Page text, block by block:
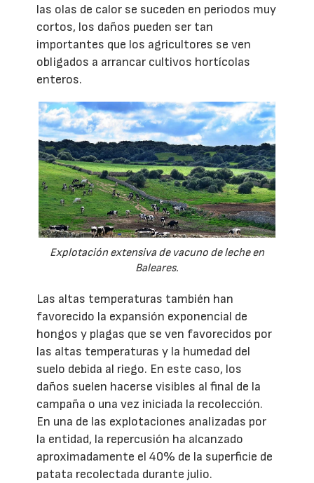
las olas de calor se suceden en periodos muy
cortos, los daños pueden ser tan
importantes que los agricultores se ven
obligados a arrancar cultivos hortícolas
enteros.
Explotación extensiva de vacuno de leche en
Baleares.
Las altas temperaturas también han
favorecido la expansión exponencial de
hongos y plagas que se ven favorecidos por
las altas temperaturas y la humedad del
suelo debida al riego. En este caso, los
daños suelen hacerse visibles al final de la
campaña o una vez iniciada la recolección.
En una de las explotaciones analizadas por
la entidad, la repercusión ha alcanzado
aproximadamente el 40% de la superficie de
patata recolectada durante julio.